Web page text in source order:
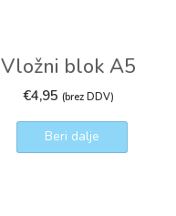
Vložni blok A5
€4,95 (brez DDV)
Beri dalje